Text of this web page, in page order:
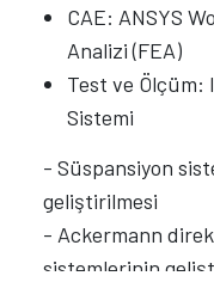
CAE: ANSYS
Analizi (FEA)
Test ve Ölçüm:
Sistemi
- Süspansiyon
geliştirilmesi
- Ackermann
sistemlerinin